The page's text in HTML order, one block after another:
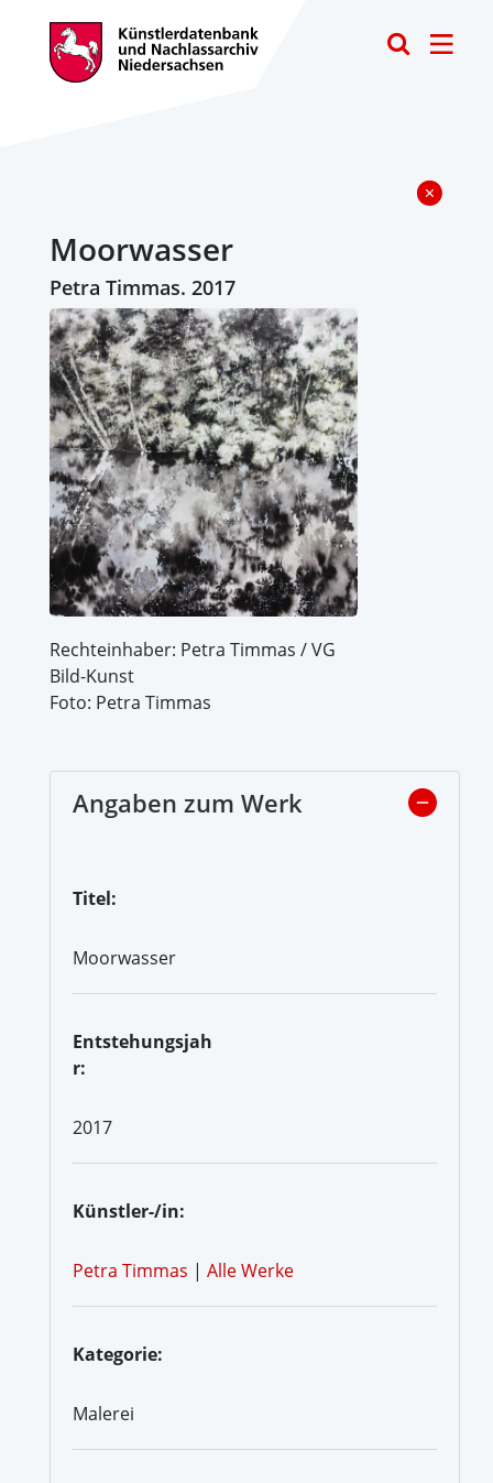
Moorwasser
Petra Timmas. 2017
Rechteinhaber: Petra Timmas / VG
Bild-Kunst
Foto: Petra Timmas
Angaben zum Werk
Titel:
Moorwasser
Entstehungsjah
r:
2017
Künstler-/in:
Petra Timmas | Alle Werke
Kategorie:
Malerei